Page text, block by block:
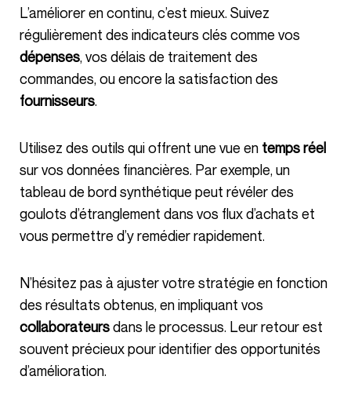
L’améliorer en continu, c’est mieux. Suivez
régulièrement des indicateurs clés comme vos
dépenses, vos délais de traitement des
commandes, ou encore la satisfaction des
fournisseurs.
Utilisez des outils qui offrent une vue en temps réel
sur vos données financières. Par exemple, un
tableau de bord synthétique peut révéler des
goulots d’étranglement dans vos flux d’achats et
vous permettre d’y remédier rapidement.
N’hésitez pas à ajuster votre stratégie en fonction
des résultats obtenus, en impliquant vos
collaborateursdans le processus. Leur retour est
souvent précieux pour identifier des opportunités
d’amélioration.